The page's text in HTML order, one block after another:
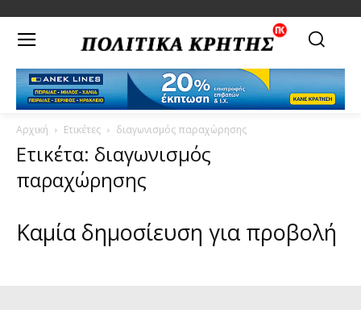
Αρχική Ετικέτες διαγωνισμός παραχώρησης
Ετικέτα: διαγωνισμός
παραχώρησης
Καμία δημοσίευση για προβολή